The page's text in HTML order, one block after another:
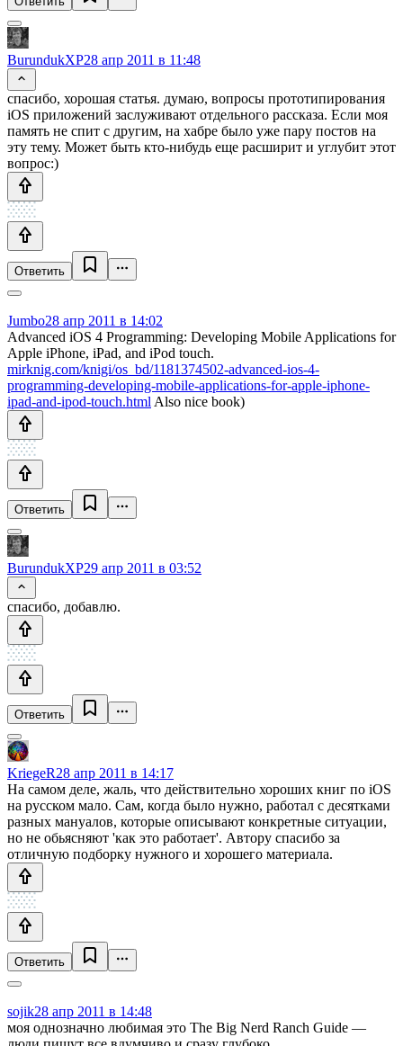
BurundukXP28 апр 2011 в 11:48
спасибо, хорошая статья. думаю, вопросы прототипирования
iOS приложений заслуживают отдельного рассказа. Если моя
память не спит с другим, на хабре было уже пару постов на
эту тему. Может быть кто-нибудь еще расширит и углубит этот
вопрос:)
Ответить
Jumbo28 апр 2011 в 14:02
Advanced iOS 4 Programming: Developing Mobile Applications for
Apple iPhone, iPad, and iPod touch.
mirknig.com/knigi/os_bd/1181374502-advanced-ios-4-
programming-developing-mobile-applications-for-apple-iphone-
ipad-and-ipod-touch.html Also nice book)
Ответить
BurundukXP29 апр 2011 в 03:52
спасибо, добавлю.
Ответить
KriegeR28 апр 2011 в 14:17
На самом деле, жаль, что действительно хороших книг по iOS
на русском мало. Сам, когда было нужно, работал с десятками
разных мануалов, которые описывают конкретные ситуации,
но не обьясняют 'как это работает'. Автору спасибо за
отличную подборку нужного и хорошего материала.
Ответить
sojik28 апр 2011 в 14:48
моя однозначно любимая это The Big Nerd Ranch Guide —